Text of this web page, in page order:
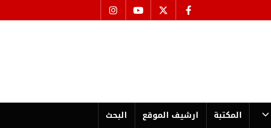
المكتبة ارشیف الموقع البحث